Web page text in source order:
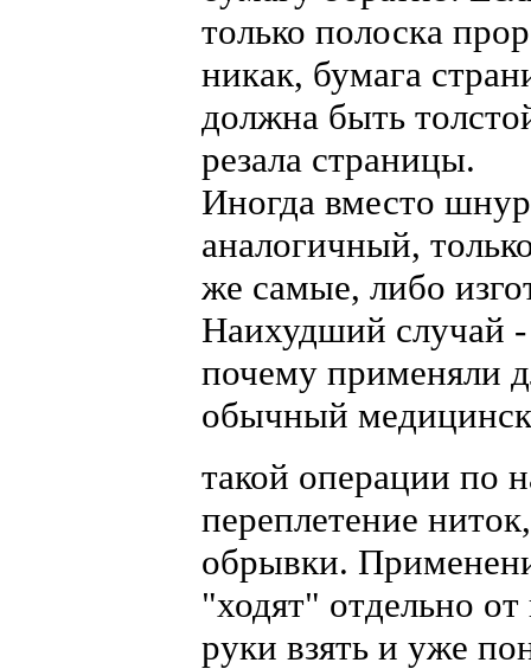
только полоска
никак, бумага
должна быть
резала страницы.
Иногда вместо
аналогичный,
же самые, либо
Наихудший случай -
почему применяли
обычный
такой операции по
переплетение
обрывки.
"ходят" отдельно
руки взять и уже